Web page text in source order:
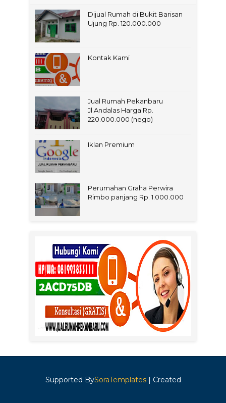
Dijual Rumah di Bukit Barisan
Ujung Rp. 120.000.000
Kontak Kami
Jual Rumah Pekanbaru
Jl.Andalas Harga Rp.
220.000.000 (nego)
Iklan Premium
Perumahan Graha Perwira
Rimbo panjang Rp. 1.000.000
Supported BySoraTemplates| Created